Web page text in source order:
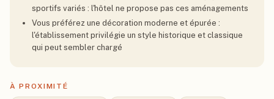
sportifs variés : l'hôtel ne propose pas ces aménagements
Vous préférez une décoration moderne et épurée :
l'établissement privilégie un style historique et classique
qui peut sembler chargé
À PROXIMITÉ